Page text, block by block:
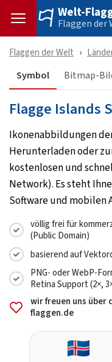
Welt-
Flaggen der
Flaggen der Welt
Symbol Bitmap-
Flagge Islands
Ikonenabbildungen
Herunterladen oder
kostenlosen und
Network). Es steht
Software und mobilen
völlig frei für
(Public Domain)
basierend auf
PNG- oder WebP-
Retina Support (2×,
wir freuen uns
flaggen.de